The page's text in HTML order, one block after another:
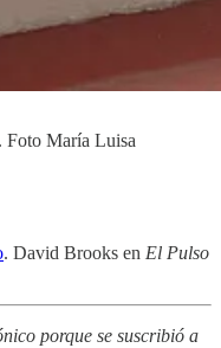
Foto María Luisa
. David Brooks en El Pulso
porque se suscribió a